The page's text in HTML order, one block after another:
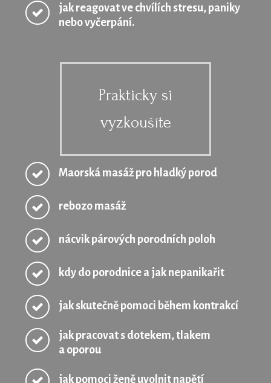
jak reagovat ve chvílích stresu, paniky
nebo vyčerpání.
Prakticky si
vyzkoušíte
Maorská masáž pro hladký porod
rebozo masáž
nácvik párových porodních poloh
kdy do porodnice a jak nepanikařit
jak skutečně pomoci během kontrakcí
jak pracovat s dotekem, tlakem
a oporou
jak pomoci ženě uvolnit napětí